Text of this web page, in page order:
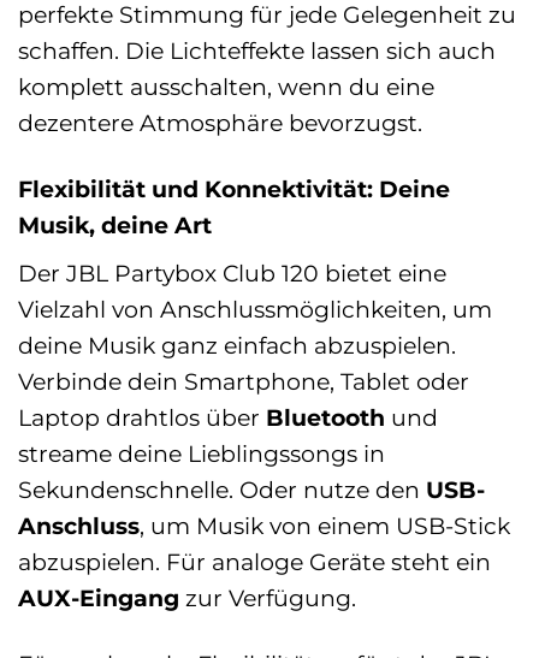
perfekte Stimmung für jede Gelegenheit zu
schaffen. Die Lichteffekte lassen sich auch
komplett ausschalten, wenn du eine
dezentere Atmosphäre bevorzugst.
Flexibilität und Konnektivität: Deine
Musik, deine Art
Der JBL Partybox Club 120 bietet eine
Vielzahl von Anschlussmöglichkeiten, um
deine Musik ganz einfach abzuspielen.
Verbinde dein Smartphone, Tablet oder
Laptop drahtlos über Bluetooth und
streame deine Lieblingssongs in
Sekundenschnelle. Oder nutze den USB-
Anschluss, um Musik von einem USB-Stick
abzuspielen. Für analoge Geräte steht ein
AUX-Eingang zur Verfügung.